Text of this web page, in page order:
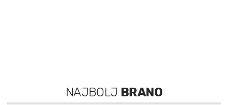
NAJBOLJ BRANO